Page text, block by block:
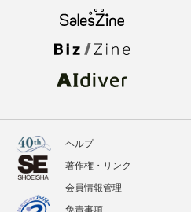
ヘルプ
著作権・リンク
会員情報管理
免責事項